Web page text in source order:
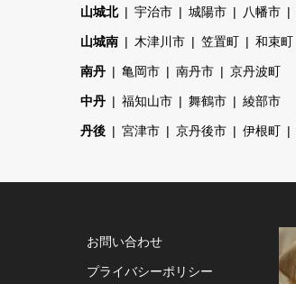
山城北 宇治市 城陽市 八幡市
山城南 木津川市 笠置町 和束町
南丹 亀岡市 南丹市 京丹波町
中丹 福知山市 舞鶴市 綾部市
丹後 宮津市 京丹後市 伊根町
お問い合わせ
プライバシーポリシー